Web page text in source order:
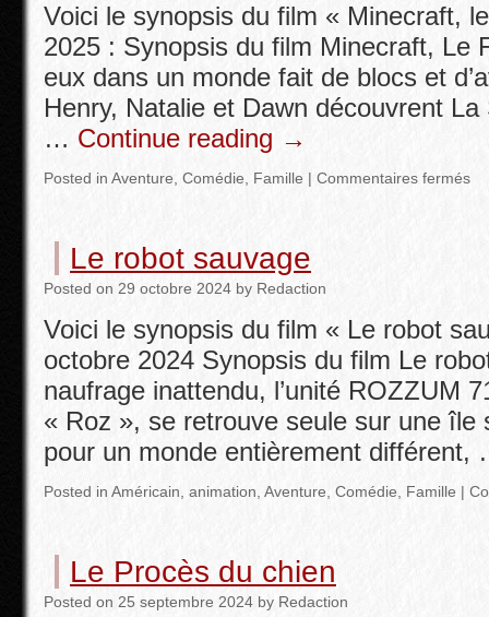
Voici le synopsis du film « Minecraft,
2025 : Synopsis du film Minecraft, Le
eux dans un monde fait de blocs et
Henry, Natalie et Dawn découvrent
… Continue reading →
Posted in Aventure Comédie Famille | Commentaires fermés
Le robot sauvage
Posted on 29 octobre 2024 by Redaction
Voici le synopsis du film « Le robot
octobre 2024 Synopsis du film Le
naufrage inattendu, l’unité ROZZUM
« Roz », se retrouve seule sur une île
pour un monde entièrement
Posted in Américain animation Aventure Comédie Famille |
Le Procès du chien
Posted on 25 septembre 2024 by Redaction